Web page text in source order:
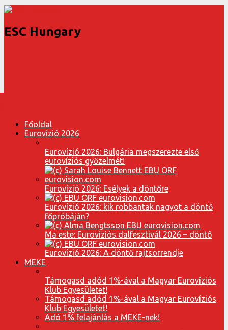
ESC Hungary
Főoldal
Eurovízió 2026
Eurovízió 2026: Bulgária megszerezte első
eurovíziós győzelmét!
Eurovízió 2026: Esélyek a döntőre
Eurovízió 2026: kik robbantak nagyot a döntő
főpróbáján?
Ma este: Eurovíziós dalfesztivál 2026 – döntő
Eurovízió 2026: A döntő rajtsorrendje
MEKE
Támogasd adód 1%-ával a Magyar Eurovíziós
Klub Egyesületet!
Támogasd adód 1%-ával a Magyar Eurovíziós
Klub Egyesületet!
Adó 1% felajánlás a MEKE-nek!